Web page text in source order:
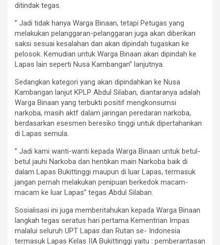
ditindak tegas.
” Jadi tidak hanya Warga Binaan, tetapi Petugas yang
melakukan pelanggaran-pelanggaran juga akan diberikan
saksi sesuai kesalahan dan akan dipindah tugaskan ke
pelosok. Kemudian untuk Warga Binaan akan dipindah ke
Lapas lain seperti Nusa Kambangan” lanjutnya.
Sedangkan kategori yang akan dipindahkan ke Nusa
Kambangan lanjut KPLP Abdul Silaban, diantaranya adalah
Warga Binaan yang terbukti positif mengkonsumsi
narkoba, masih aktf dalam jaringan peredaran narkoba,
berdasarkan esesmen beresiko tinggi untuk dipertahankan
di Lapas semula.
” Jadi kami wanti-wanti kepada Warga Binaan untuk betul-
betul jauhi Narkoba dan hentikan main Narkoba baik di
dalam Lapas Bukittinggi maupun di luar Lapas, termasuk
jangan pernah melakukan penipuan berkedok macam-
macam ke luar Lapas” tegas Abdul Silaban.
Sosialisasi ini juga memberitahukan kepada Warga Binaan
langkah tegas seratus hari pertama Kementrian Impas
malalui seluruh UPT Lapas dan Rutan se- Indonesia
termasuk Lapas Kelas IIA Bukittinggi yaitu : pemberantasan